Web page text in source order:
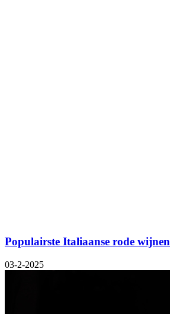
Populairste Italiaanse rode wijnen
03-2-2025